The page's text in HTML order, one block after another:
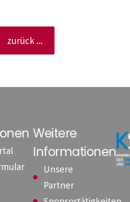
zurück ...
Weitere
Informationen
Unsere
Partner